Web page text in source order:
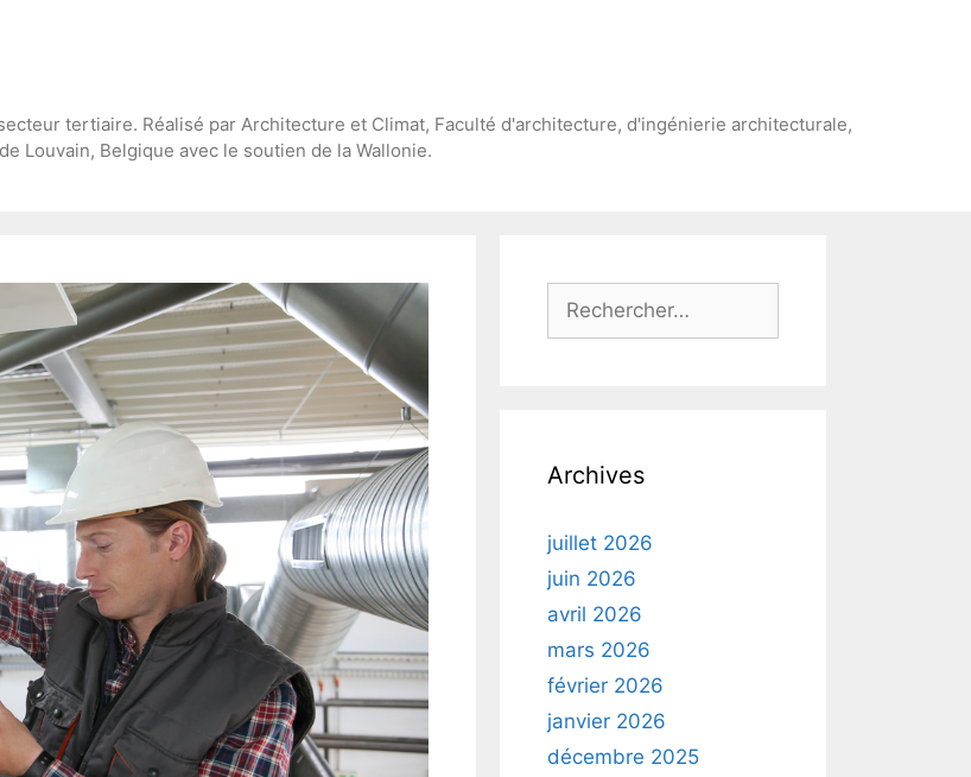
tertiaire. Réalisé par Architecture et Climat, Faculté d'architecture, d'ingénierie architecturale,
Louvain, Belgique avec le soutien de la Wallonie.
Rechercher :
Archives
juillet 2026
juin 2026
avril 2026
mars 2026
février 2026
janvier 2026
décembre 2025